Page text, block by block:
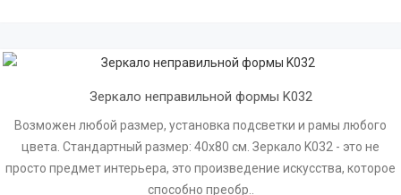
Зеркало неправильной формы K032
Возможен любой размер, установка подсветки и рамы любого
цвета. Стандартный размер: 40х80 см. Зеркало K032 - это не
просто предмет интерьера, это произведение искусства, которое
способно преобр..